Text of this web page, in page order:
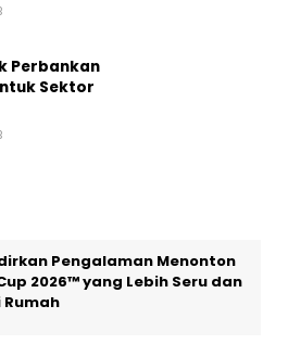
Perbankan
Sektor
Pengalaman Menonton
2026™ yang Lebih Seru dan